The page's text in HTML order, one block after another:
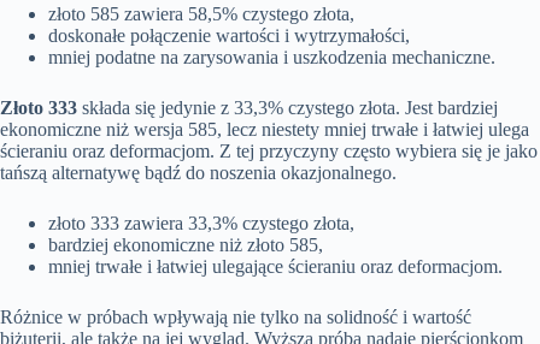
złoto 585 zawiera 58,5% czystego złota,
doskonałe połączenie wartości i wytrzymałości,
mniej podatne na zarysowania i uszkodzenia mechaniczne.
Złoto 333 składa się jedynie z 33,3% czystego złota. Jest bardziej
ekonomiczne niż wersja 585, lecz niestety mniej trwałe i łatwiej ulega
ścieraniu oraz deformacjom. Z tej przyczyny często wybiera się je jako
tańszą alternatywę bądź do noszenia okazjonalnego.
złoto 333 zawiera 33,3% czystego złota,
bardziej ekonomiczne niż złoto 585,
mniej trwałe i łatwiej ulegające ścieraniu oraz deformacjom.
Różnice w próbach wpływają nie tylko na solidność i wartość
biżuterii, ale także na jej wygląd. Wyższa próba nadaje pierścionkom